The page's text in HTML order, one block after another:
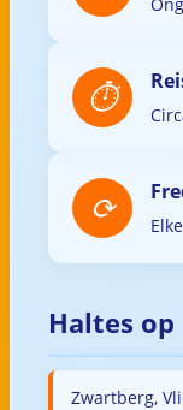
Haltes
Zwartberg,